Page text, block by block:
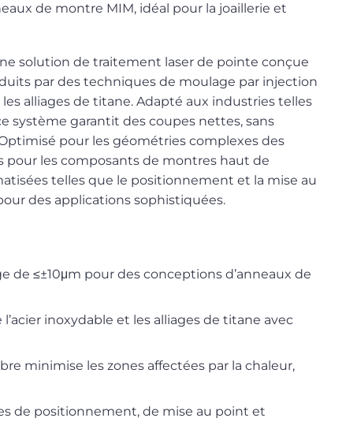
de montre MIM, idéal pour la joaillerie et
solution de traitement laser de pointe conçue
par des techniques de moulage par injection
alliages de titane. Adapté aux industries telles
système garantit des coupes nettes, sans
pour les géométries complexes des
pour les composants de montres haut de
telles que le positionnement et la mise au
des applications sophistiquées.
≤±10μm pour des conceptions d’anneaux de
inoxydable et les alliages de titane avec
minimise les zones affectées par la chaleur,
de positionnement, de mise au point et